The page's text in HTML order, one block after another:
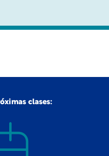
clases: